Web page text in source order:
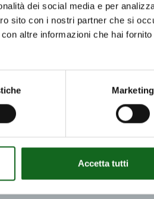
dei social media e per
sito con i nostri partner che si
altre informazioni che hai fornito
Marketing
Accetta tutti